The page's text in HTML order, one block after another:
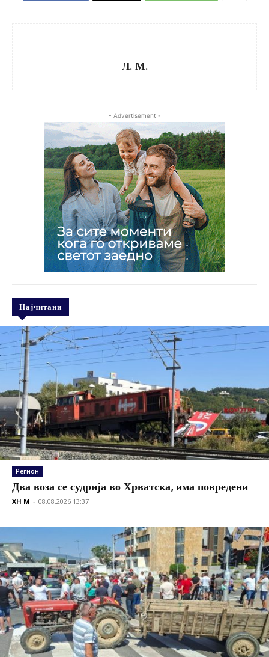
Л. М.
- Advertisement -
Најчитани
Регион
Два воза се судрија во Хрватска, има повредени
XH M - 08.08.2026 13:37